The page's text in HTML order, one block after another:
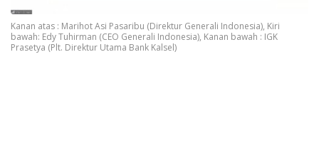
Kanan atas : Marihot Asi Pasaribu (Direktur Generali Indonesia), Kiri
bawah: Edy Tuhirman (CEO Generali Indonesia), Kanan bawah : IGK
Prasetya (Plt. Direktur Utama Bank Kalsel)